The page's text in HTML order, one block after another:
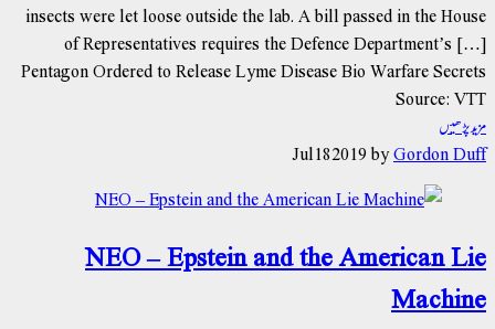
insects were let loose outside the lab. A bill passed in the House
of Representatives requires the Defence Department’s […]
Pentagon Ordered to Release Lyme Disease Bio Warfare Secrets
Source: VTT
مزید پڑھیں
Jul182019 byGordon Duff
NEO – Epstein and the American Lie
Machine